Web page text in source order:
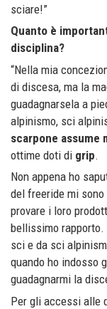
sciare!”
Quanto è
disciplina?
“Nella mia
di discesa, ma la
guadagnarsela a
alpinismo, sci
scarpone assume
ottime doti di grip.
Non appena ho
del freeride mi
provare i loro
bellissimo rapporto.
sci e da sci
quando ho indosso
guadagnarmi la
Per gli accessi alle